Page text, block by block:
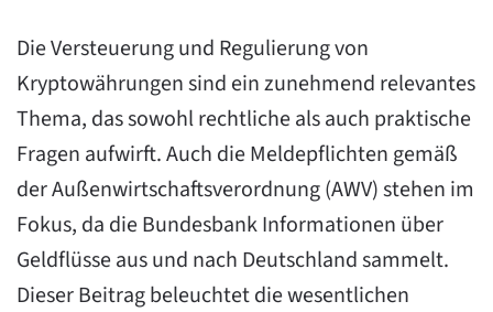
Die Versteuerung und Regulierung von
Kryptowährungen sind ein zunehmend relevantes
Thema, das sowohl rechtliche als auch praktische
Fragen aufwirft. Auch die Meldepflichten gemäß
der Außenwirtschaftsverordnung (AWV) stehen im
Fokus, da die Bundesbank Informationen über
Geldflüsse aus und nach Deutschland sammelt.
Dieser Beitrag beleuchtet die wesentlichen